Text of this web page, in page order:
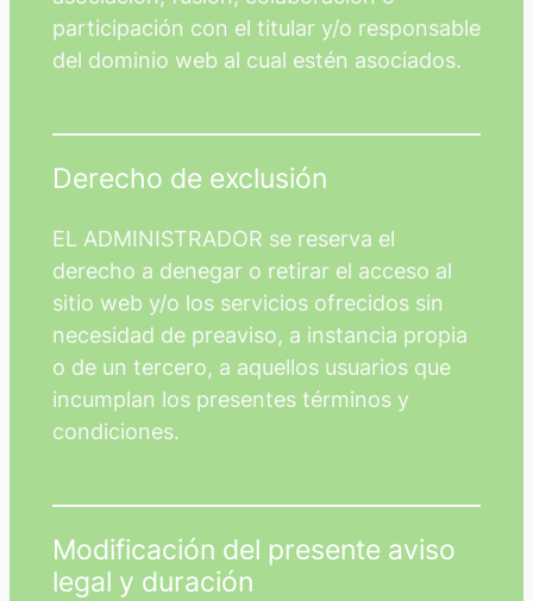
participación con el titular y/o responsable
del dominio web al cual estén asociados.
Derecho de exclusión
EL ADMINISTRADOR se reserva el
derecho a denegar o retirar el acceso al
sitio web y/o los servicios ofrecidos sin
necesidad de preaviso, a instancia propia
o de un tercero, a aquellos usuarios que
incumplan los presentes términos y
condiciones.
Modificación del presente aviso
legal y duración